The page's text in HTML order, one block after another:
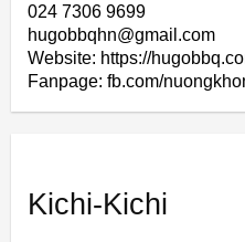
024 7306 9699
hugobbqhn@gmail.com
Website: https://
Fanpage: fb.com/
Kichi-Kichi